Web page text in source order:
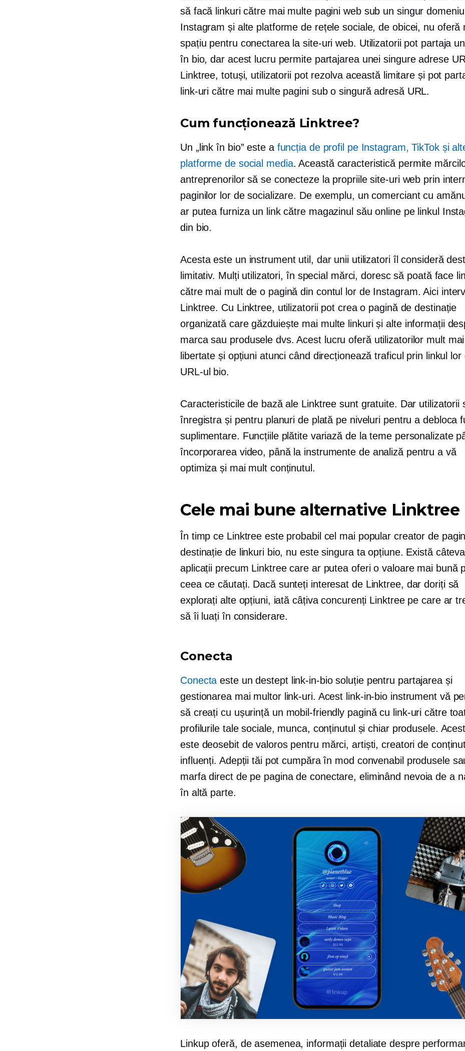
să facă linkuri către mai multe pagini web sub un singur
Instagram și alte platforme de rețele sociale, de obicei, nu oferă
spațiu pentru conectarea la site-uri web. Utilizatorii pot partaja
în bio, dar acest lucru permite partajarea unei singure adrese
Linktree, totuși, utilizatorii pot rezolva această limitare și pot
link-uri către mai multe pagini sub o singură adresă URL.
Cum funcționează Linktree?
Un „link în bio” este a funcția de profil pe Instagram, TikTok și
platforme de social media. Această caracteristică permite
antreprenorilor să se conecteze la propriile site-uri web prin
paginilor lor de socializare. De exemplu, un comerciant cu
ar putea furniza un link către magazinul său online pe linkul
din bio.
Acesta este un instrument util, dar unii utilizatori îl consideră
limitativ. Mulți utilizatori, în special mărci, doresc să poată face
către mai mult de o pagină din contul lor de Instagram. Aici
Linktree. Cu Linktree, utilizatorii pot crea o pagină de destinație
organizată care găzduiește mai multe linkuri și alte informații
marca sau produsele dvs. Acest lucru oferă utilizatorilor mult
libertate și opțiuni atunci când direcționează traficul prin linkul lor
URL-ul bio.
Caracteristicile de bază ale Linktree sunt gratuite. Dar utilizatorii
înregistra și pentru planuri de plată pe niveluri pentru a debloca
suplimentare. Funcțiile plătite variază de la teme personalizate
încorporarea video, până la instrumente de analiză pentru a vă
optimiza și mai mult conținutul.
Cele mai bune alternative Linktree
În timp ce Linktree este probabil cel mai popular creator de
destinație de linkuri bio, nu este singura ta opțiune. Există
aplicații precum Linktree care ar putea oferi o valoare mai bună
ceea ce căutați. Dacă sunteți interesat de Linktree, dar doriți să
explorați alte opțiuni, iată câțiva concurenți Linktree pe care ar
să îi luați în considerare.
Conecta
Conecta este un destept link-in-biosoluție pentru partajarea și
gestionarea mai multor link-uri. Acest link-in-bio instrument vă
să creați cu ușurință un mobil-friendly pagină cu link-uri către
profilurile tale sociale, munca, conținutul și chiar produsele.
este deosebit de valoros pentru mărci, artiști, creatori de
influenți. Adepții tăi pot cumpăra în mod convenabil produsele
marfa direct de pe pagina de conectare, eliminând nevoia de a
în altă parte.
Linkup oferă, de asemenea, informații detaliate despre